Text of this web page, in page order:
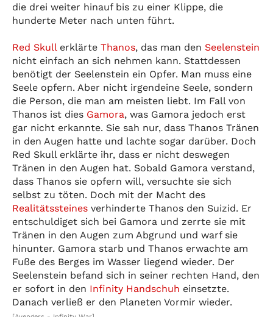
die drei weiter hinauf bis zu einer Klippe, die
hunderte Meter nach unten führt.
Red Skullerklärte Thanos, das man den Seelenstein
nicht einfach an sich nehmen kann. Stattdessen
benötigt der Seelenstein ein Opfer. Man muss eine
Seele opfern. Aber nicht irgendeine Seele, sondern
die Person, die man am meisten liebt. Im Fall von
Thanos ist dies Gamora, was Gamora jedoch erst
gar nicht erkannte. Sie sah nur, dass Thanos Tränen
in den Augen hatte und lachte sogar darüber. Doch
Red Skull erklärte ihr, dass er nicht deswegen
Tränen in den Augen hat. Sobald Gamora verstand,
dass Thanos sie opfern will, versuchte sie sich
selbst zu töten. Doch mit der Macht des
Realitätssteines verhinderte Thanos den Suizid. Er
entschuldiget sich bei Gamora und zerrte sie mit
Tränen in den Augen zum Abgrund und warf sie
hinunter. Gamora starb und Thanos erwachte am
Fuße des Berges im Wasser liegend wieder. Der
Seelenstein befand sich in seiner rechten Hand, den
er sofort in den Infinity Handschuh einsetzte.
Danach verließ er den Planeten Vormir wieder.